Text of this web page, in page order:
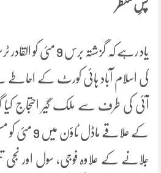
پسِ منظر
یاد رہے کہ گزشتہ
کی اسلام آباد ہائی کورٹ کے
آئی کی طرف سے ملک گیر احتجاج کیا
کے علاقے
جلانے کے علاوہ فوجی، سول اور نجی